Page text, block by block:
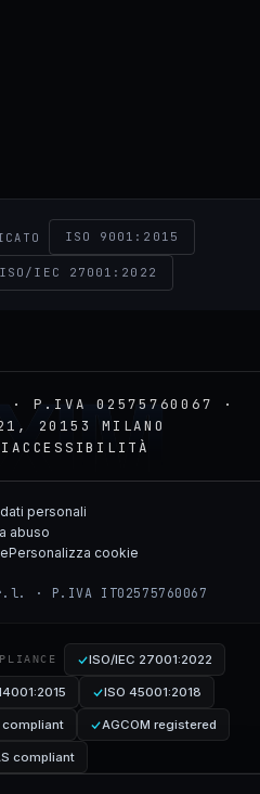
ISO 9001:2015
ISO/IEC 27001:2022
· P.IVA 02575760067 ·
20153 MILANO
ACCESSIBILITÀ
personali
abuso
Personalizza cookie
· P.IVA IT02575760067
ISO/IEC 27001:2022
ISO 45001:2018
compliant AGCOM registered
compliant